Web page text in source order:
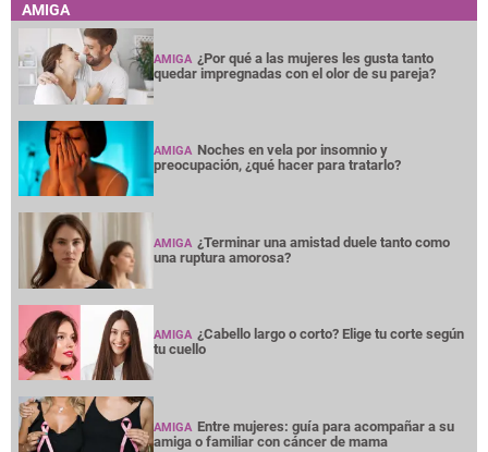
AMIGA
AMIGA ¿Por qué a las mujeres les gusta tanto
quedar impregnadas con el olor de su pareja?
AMIGA Noches en vela por insomnio y
preocupación, ¿qué hacer para tratarlo?
AMIGA ¿Terminar una amistad duele tanto como
una ruptura amorosa?
AMIGA ¿Cabello largo o corto? Elige tu corte según
tu cuello
AMIGA Entre mujeres: guía para acompañar a su
amiga o familiar con cáncer de mama